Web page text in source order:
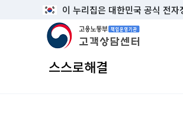
이 누리집은 대한민국 공식 전
고용노동부 책임운영기관 고객상담
스스로해결